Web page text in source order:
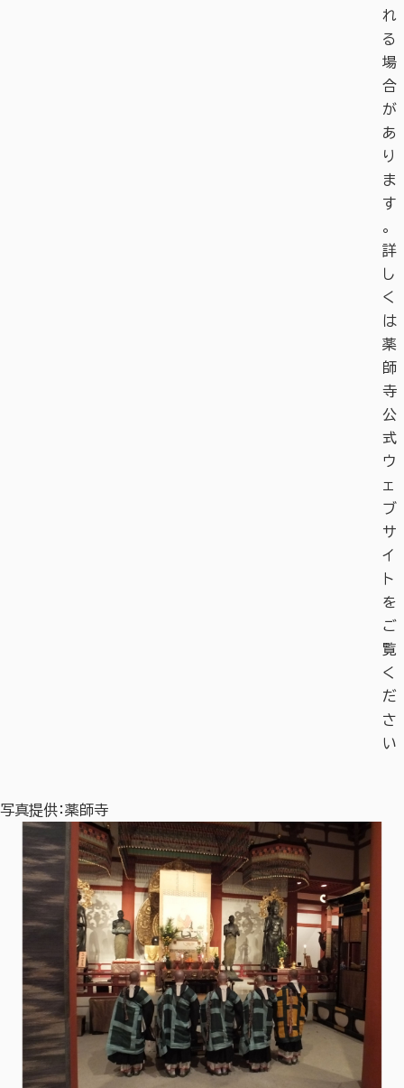
写真提供：薬師寺
れ
る
場
合
が
あ
り
ま
す
。
詳
し
く
は
薬
師
寺
公
式
ウ
ェ
ブ
サ
イ
ト
を
ご
覧
く
だ
さ
い